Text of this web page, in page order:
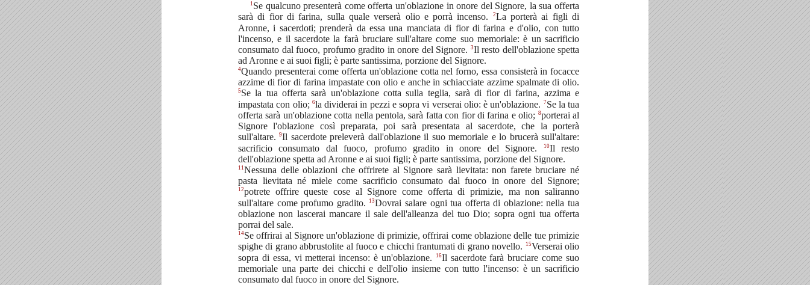
1 Se qualcuno presenterà come offerta un'oblazione in onore del Signore, la sua offerta
sarà di fior di farina, sulla quale verserà olio e porrà incenso.
2La porterà ai figli di
Aronne, i sacerdoti; prenderà da essa una manciata di fior di farina e d'olio, con tutto
l'incenso, e il sacerdote la farà bruciare sull'altare come suo memoriale: è un sacrificio
consumato dal fuoco, profumo gradito in onore del Signore. 3Il resto dell'oblazione spetta
ad Aronne e ai suoi figli; è parte santissima, porzione del Signore.
4Quando presenterai come offerta un'oblazione cotta nel forno, essa consisterà in focacce
azzime di fior di farina impastate con olio e anche in schiacciate azzime spalmate di olio.
5 Se la tua offerta sarà un'oblazione cotta sulla teglia, sarà di fior di farina, azzima e
impastata con olio; 6la dividerai in pezzi e sopra vi verserai olio: è un'oblazione. 7Se la tua
offerta sarà un'oblazione cotta nella pentola, sarà fatta con fior di farina e olio; 8porterai al
Signore l'oblazione così preparata, poi sarà presentata al sacerdote, che la porterà
sull'altare.9Il sacerdote preleverà dall'oblazione il suo memoriale e lo brucerà sull'altare:
sacrificio consumato dal fuoco, profumo gradito in onore del Signore.
10Il resto
dell'oblazione spetta ad Aronne e ai suoi figli; è parte santissima, porzione del Signore.
11 Nessuna delle oblazioni che offrirete al Signore sarà lievitata: non farete bruciare né
pasta lievitata né miele come sacrificio consumato dal fuoco in onore del Signore;
12potrete offrire queste cose al Signore come offerta di primizie, ma non saliranno
sull'altare come profumo gradito.
13Dovrai salare ogni tua offerta di oblazione: nella tua
oblazione non lascerai mancare il sale dell'alleanza del tuo Dio; sopra ogni tua offerta
porrai del sale.
14Se offrirai al Signore un'oblazione di primizie, offrirai come oblazione delle tue primizie
spighe di grano abbrustolite al fuoco e chicchi frantumati di grano novello.
15Verserai olio
sopra di essa, vi metterai incenso: è un'oblazione.
16Il sacerdote farà bruciare come suo
memoriale una parte dei chicchi e dell'olio insieme con tutto l'incenso: è un sacrificio
consumato dal fuoco in onore del Signore.